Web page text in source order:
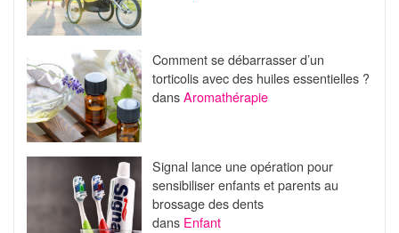
Comment se débarrasser d’un
torticolis avec des huiles essentielles ?
dansAromathérapie
Signal lance une opération pour
sensibiliser enfants et parents au
brossage des dents
dans Enfant